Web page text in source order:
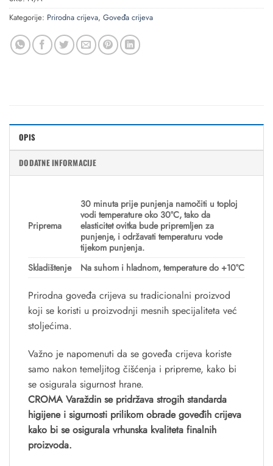
Kategorije: Prirodna crijeva, Goveđa crijeva
OPIS
DODATNE INFORMACIJE
Priprema
30 minuta prije punjenja namočiti u toploj
vodi temperature oko 30°C, tako da
elasticitet ovitka bude pripremljen za
punjenje, i održavati temperaturu vode
tijekom punjenja.
Skladištenje
Na suhom i hladnom, temperature do +10°C
Prirodna goveđa crijeva su tradicionalni proizvod
koji se koristi u proizvodnji mesnih specijaliteta već
stoljećima.
Važno je napomenuti da se goveđa crijeva koriste
samo nakon temeljitog čišćenja i pripreme, kako bi
se osigurala sigurnost hrane.
CROMA Varaždin se pridržava strogih standarda
higijene i sigurnosti prilikom obrade goveđih crijeva
kako bi se osigurala vrhunska kvaliteta finalnih
proizvoda.